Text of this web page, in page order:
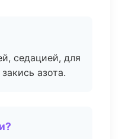
седацией, для
азота.